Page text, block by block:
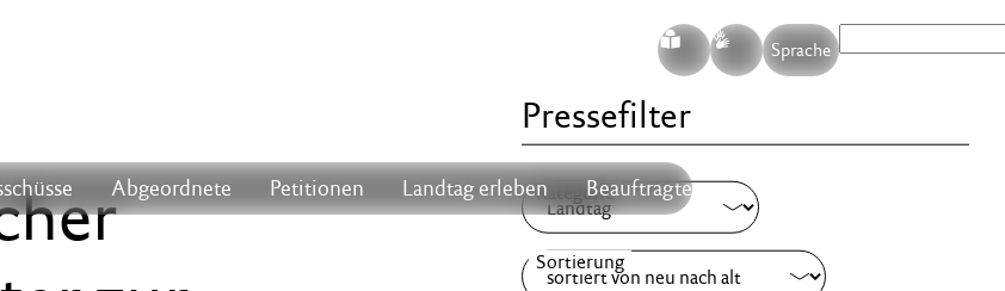
S G Sprache
Abgeordnete Petitionen Landtag erleben Beauftragte
Pressefilter